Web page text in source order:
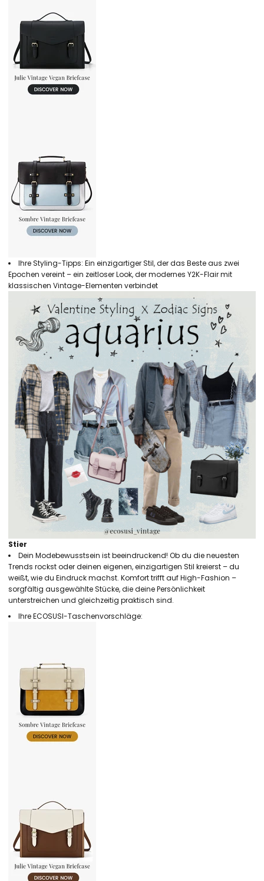
Ihre Styling-Tipps: Ein einzigartiger Stil, der das Beste aus zwei
Epochen vereint – ein zeitloser Look, der modernes Y2K-Flair mit
klassischen Vintage-Elementen verbindet
Stier
Dein Modebewusstsein ist beeindruckend! Ob du die neuesten
Trends rockst oder deinen eigenen, einzigartigen Stil kreierst – du
weißt, wie du Eindruck machst. Komfort trifft auf High-Fashion –
sorgfältig ausgewählte Stücke, die deine Persönlichkeit
unterstreichen und gleichzeitig praktisch sind.
Ihre ECOSUSI-Taschenvorschläge: